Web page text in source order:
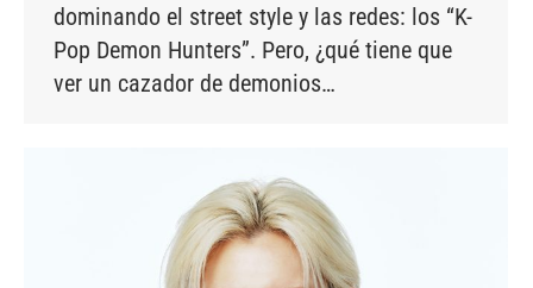
dominando el street style y las redes: los “K-
Pop Demon Hunters”. Pero, ¿qué tiene que
ver un cazador de demonios…